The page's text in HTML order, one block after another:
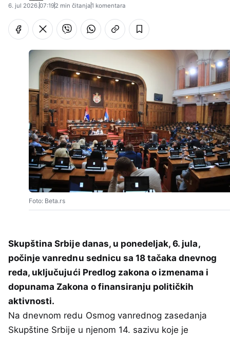
6. jul 2026.07:192 min čitanja1 komentara
Foto: Beta.rs
Skupština Srbije danas, u ponedeljak, 6. jula,
počinje vanrednu sednicu sa 18 tačaka dnevnog
reda, uključujući Predlog zakona o izmenama i
dopunama Zakona o finansiranju političkih
aktivnosti.
Na dnevnom redu Osmog vanrednog zasedanja
Skupštine Srbije u njenom 14. sazivu koje je